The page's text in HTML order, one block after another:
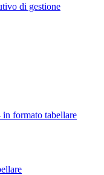
di gestione
formato tabellare